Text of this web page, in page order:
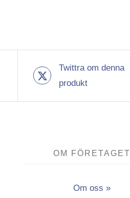
Twittra om denna
produkt
OM FÖRETAGET
Om oss »